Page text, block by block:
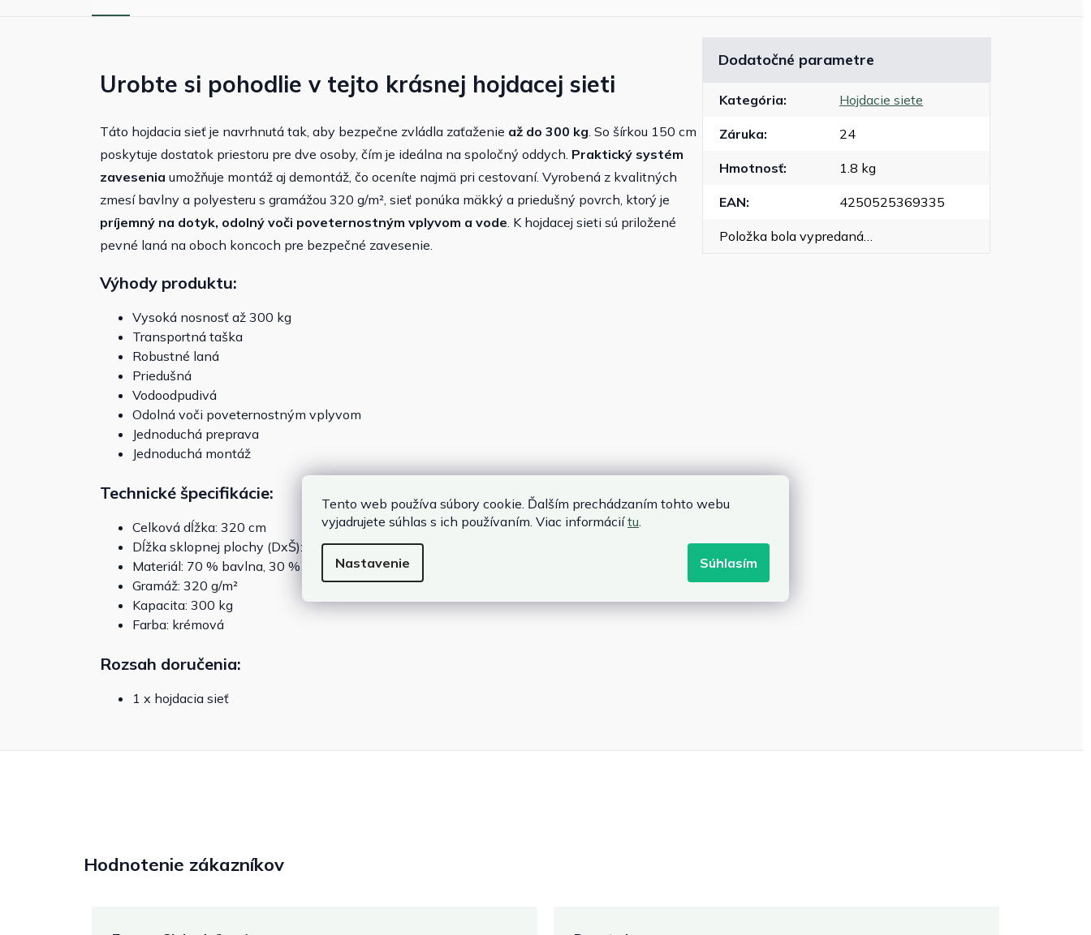
Tento web používa súbory cookie. Ďalším prechádzaním tohto webu
vyjadrujete súhlas s ich používaním. Viac informáciítu.
Nastavenie Súhlasím
Urobte si pohodlie v tejto krásnej hojdacej sieti
Táto hojdacia sieť je navrhnutá tak, aby bezpečne zvládla zaťaženie až do 300 kg. So šírkou 150 cm
poskytuje dostatok priestoru pre dve osoby, čím je ideálna na spoločný oddych. Praktický systém
zavesenia umožňuje montáž aj demontáž, čo oceníte najmä pri cestovaní. Vyrobená z kvalitných
zmesí bavlny a polyesteru s gramážou 320 g/m², sieť ponúka mäkký a priedušný povrch, ktorý je
príjemný na dotyk, odolný voči poveternostným vplyvom a vode. K hojdacej sieti sú priložené
pevné laná na oboch koncoch pre bezpečné zavesenie.
Výhody produktu:
Vysoká nosnosť až 300 kg
Transportná taška
Robustné laná
Priedušná
Vodoodpudivá
Odolná voči poveternostným vplyvom
Jednoduchá preprava
Jednoduchá montáž
Technické špecifikácie:
Celková dĺžka: 320 cm
Dĺžka sklopnej plochy (DxŠ): 210 x 150 cm
Materiál: 70 % bavlna, 30 % polyester
Gramáž: 320 g/m²
Kapacita: 300 kg
Farba: krémová
Rozsah doručenia:
1 x hojdacia sieť
Dodatočné parametre
Kategória: Hojdacie siete
Záruka: 24
Hmotnosť: 1.8 kg
EAN: 4250525369335
Položka bola vypredaná…
Hodnotenie zákazníkov